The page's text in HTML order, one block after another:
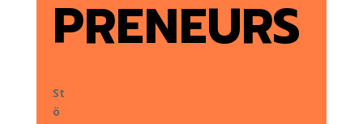
PRENEURS
St
ö